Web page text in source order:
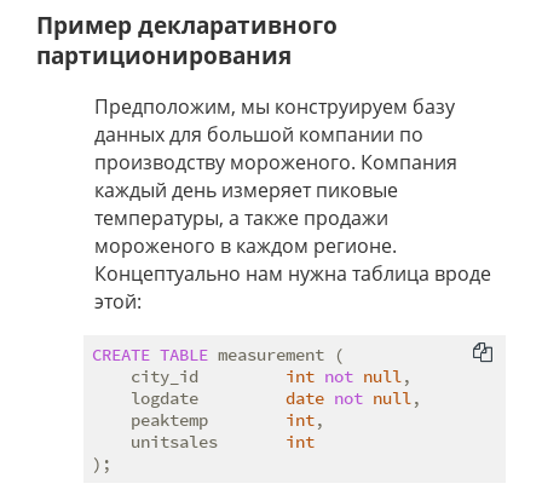
Пример декларативного
партиционирования
Предположим, мы конструируем базу
данных для большой компании по
производству мороженого. Компания
каждый день измеряет пиковые
температуры, а также продажи
мороженого в каждом регионе.
Концептуально нам нужна таблица вроде
этой:
CREATE TABLE measurement (
    city_id
int not null,
    logdate
date not null,
    peaktemp
int,
    unitsales
int